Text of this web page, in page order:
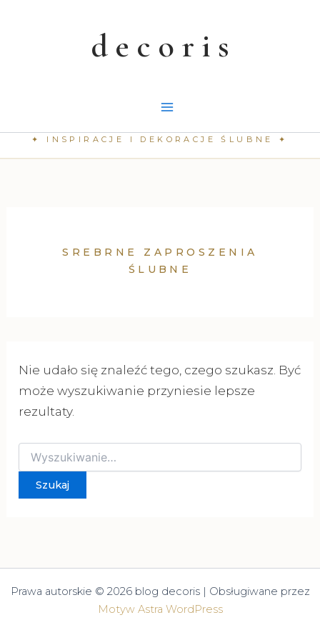
SREBRNE ZAPROSZENIA
ŚLUBNE
Nie udało się znaleźć tego, czego szukasz. Być
może wyszukiwanie przyniesie lepsze
rezultaty.
Szukaj
dla:
Prawa autorskie © 2026 blog decoris | Obsługiwane przez
Motyw Astra WordPress